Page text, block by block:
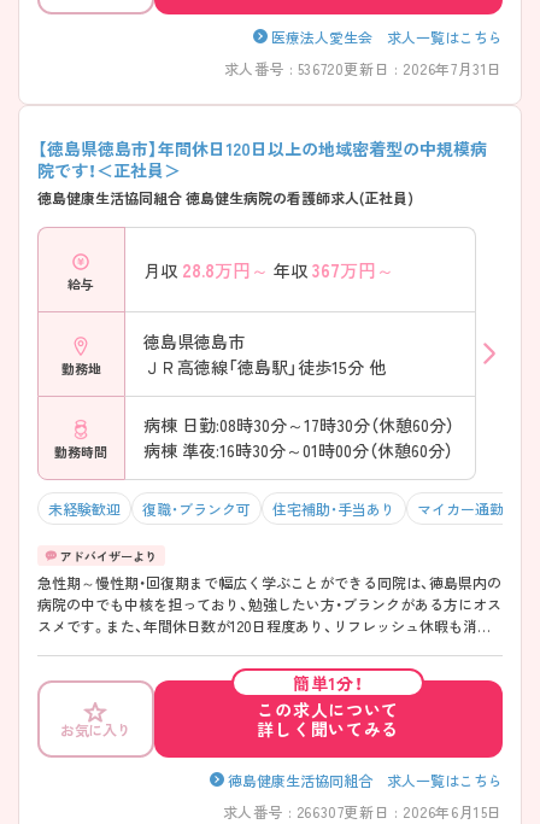
医療法人愛生会 求人一覧はこちら
求人番号 : 536720更新日 : 2026年7月31日
【徳島県徳島市】年間休日120日以上の地域密着型の中規模病
院です！＜正社員＞
徳島健康生活協同組合 徳島健生病院の看護師求人(正社員)
給与
月収 28.8万円～ 年収 367万円～
勤務地
徳島県徳島市
ＪＲ高徳線「徳島駅」徒歩15分 他
勤務時間
病棟 日勤:08時30分～17時30分（休憩60分）
病棟 準夜:16時30分～01時00分（休憩60分）
未経験歓迎 復職・ブランク可 住宅補助・手当あり マイカー通勤可・
急性期～慢性期・回復期まで幅広く学ぶことができる同院は、徳島県内の
病院の中でも中核を担っており、勉強したい方・ブランクがある方にオス
スメです。また、年間休日数が120日程度あり、リフレッシュ休暇も消化
ます。 働き方も【常勤・嘱託職員・臨時職員・パート】と様々な働き方があ
り、ライフステージによって、働き方を選ぶことが可能です。気になる詳
細は担当者までぜひお尋ねください！
お気に入り
簡単1分！
この求人について
詳しく聞いてみる
徳島健康生活協同組合 求人一覧はこちら
求人番号 : 266307更新日 : 2026年6月15日